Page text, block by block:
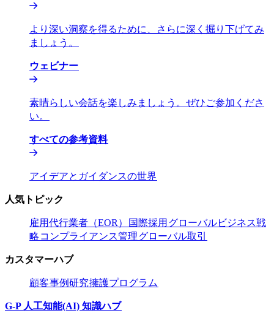
より深い洞察を得るために、さらに深く掘り下げてみ
ましょう。​​
ウェビナー​​
素晴らしい会話を楽しみましょう。ぜひご参加くださ
い。​​
すべての参考資料​​
アイデアとガイダンスの世界​​
人気トピック​​
雇用代行業者（EOR）​​ 国際採用​​ グローバルビジネス戦
略​​ コンプライアンス管理​​グローバル取引​​
カスタマーハブ​​
顧客​​事例研究​​擁護プログラム​​
G-P 人工知能(AI) 知識ハブ​​